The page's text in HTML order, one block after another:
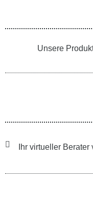
Unsere
Ihr virtueller